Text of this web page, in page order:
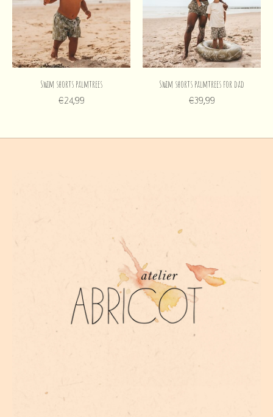
Swim shorts palmtrees
€24,99
Swim shorts palmtrees for dad
€39,99